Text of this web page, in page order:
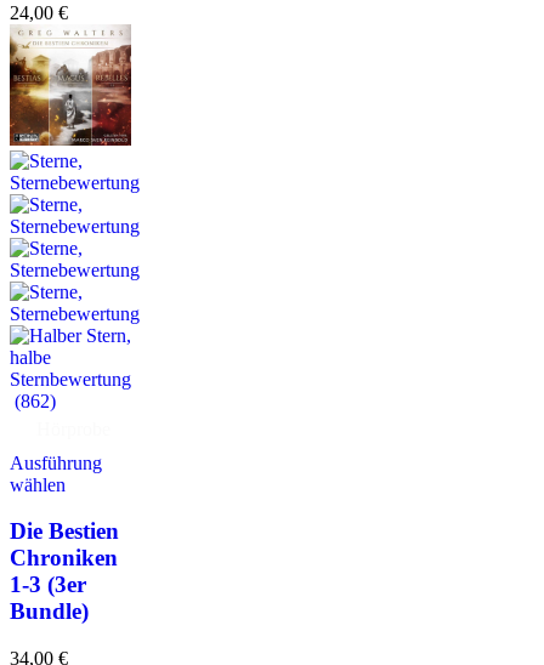
24,00 €
(862)
Ausführung
wählen
Die Bestien
Chroniken
1-3 (3er
Bundle)
34,00 €